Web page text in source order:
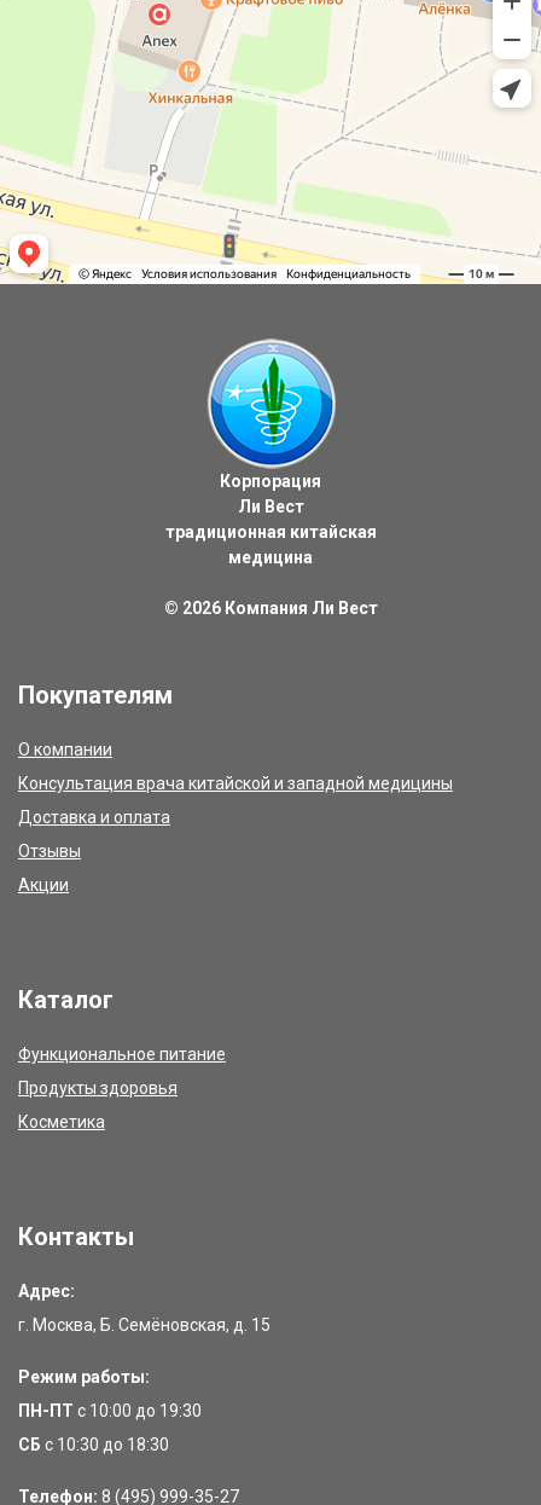
Корпорация
Ли Вест
традиционная китайская
медицина
© 2026 Компания Ли Вест
Покупателям
О компании
Консультация врача китайской и западной медицины
Доставка и оплата
Отзывы
Акции
Каталог
Функциональное питание
Продукты здоровья
Косметика
Контакты
Адрес:
г. Москва, Б. Семёновская, д. 15
Режим работы:
ПН-ПТ с 10:00 до 19:30
СБ с 10:30 до 18:30
Телефон: 8 (495) 999-35-27